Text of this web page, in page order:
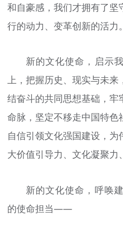
和自豪感，我们才拥有了坚
行的动力、变革创新的活力。
新的文化使命，启示
上，把握历史、现实与未来
结奋斗的共同思想基础，牢
命脉，坚定不移走中国特色
自信引领文化强国建设，
大价值引导力、文化凝聚力
新的文化使命，呼唤
的使命担当——